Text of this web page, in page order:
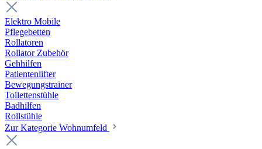
Elektro Mobile
Pflegebetten
Rollatoren
Rollator Zubehör
Gehhilfen
Patientenlifter
Bewegungstrainer
Toilettenstühle
Badhilfen
Rollstühle
Zur Kategorie Wohnumfeld